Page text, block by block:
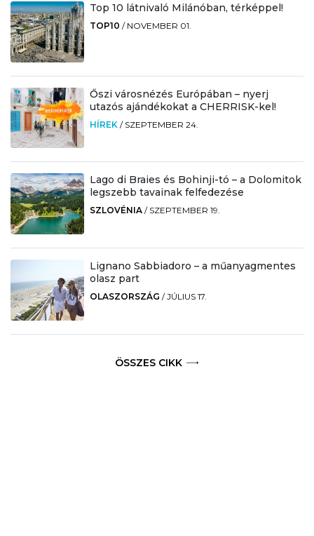
Top 10 látnivaló Milánóban, térképpel!
TOP10 / NOVEMBER 01.
Őszi városnézés Európában – nyerj
utazós ajándékokat a CHERRISK-kel!
HÍREK / SZEPTEMBER 24.
Lago di Braies és Bohinji-tó – a Dolomitok
legszebb tavainak felfedezése
SZLOVÉNIA / SZEPTEMBER 19.
Lignano Sabbiadoro – a műanyagmentes
olasz part
OLASZORSZÁG /JÚLIUS 17.
ÖSSZES CIKK